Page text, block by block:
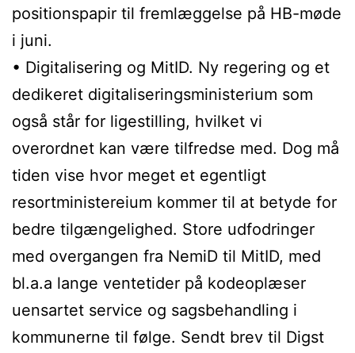
positionspapir til fremlæggelse på HB-møde
i juni.
• Digitalisering og MitID. Ny regering og et
dedikeret digitaliseringsministerium som
også står for ligestilling, hvilket vi
overordnet kan være tilfredse med. Dog må
tiden vise hvor meget et egentligt
resortministereium kommer til at betyde for
bedre tilgængelighed. Store udfodringer
med overgangen fra NemiD til MitID, med
bl.a.a lange ventetider på kodeoplæser
uensartet service og sagsbehandling i
kommunerne til følge. Sendt brev til Digst